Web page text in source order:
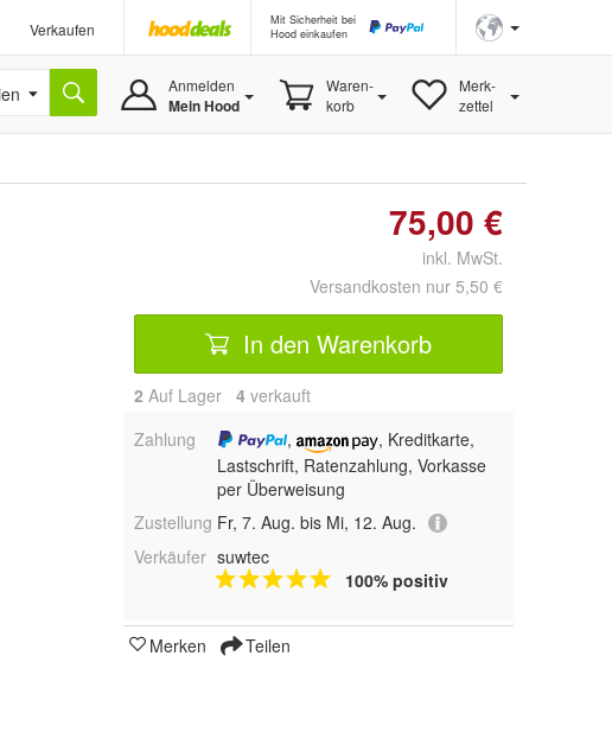
Verkaufen
Mit Sicherheit bei
Hood einkaufen
Anmelden
Mein Hood
Waren-
korb
Merk-
zettel
75,00 €
inkl. MwSt.
Versandkosten nur 5,50 €
In den Warenkorb
2 Auf Lager 4 verkauft
Zahlung
,
, Kreditkarte,
Lastschrift, Ratenzahlung, Vorkasse
per Überweisung
Zustellung Fr, 7. Aug. bis Mi, 12. Aug.
Verkäufer suwtec
100% positiv
Merken Teilen